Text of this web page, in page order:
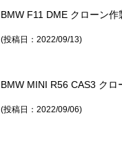
BMW F11 DME クローン
(投稿日：2022/09/13)
BMW MINI R56 CAS3 クロ
(投稿日：2022/09/06)